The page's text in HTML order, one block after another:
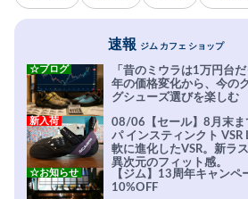
速報 ジム カフェ ショップ
「昔のミウラは1万円台
年の価格変化から、今の
グシューズ選びを楽しむ
☆ブログ
08/06【セール】8月末ま
パ インスティンクト VSR
軟に進化したVSR。新ラ
異次元のフィット感。
新入荷
【ジム】13周年キャンペ
10%OFF
☆お知らせ